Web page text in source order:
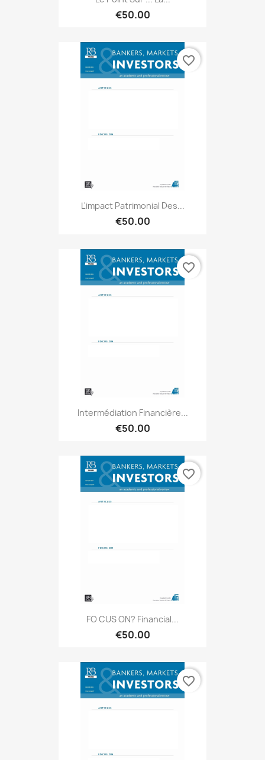
€50.00
L'impact Patrimonial Des...
€50.00
favorite_border
Intermédiation Financière...
€50.00
favorite_border
FO CUS ON? Financial...
€50.00
favorite_border
favorite_border